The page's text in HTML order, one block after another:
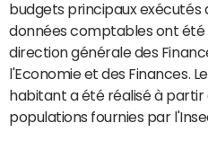
budgets principaux exécutés
données comptables ont été
direction générale des
l'Economie et des Finances.
habitant a été réalisé à partir
populations fournies par